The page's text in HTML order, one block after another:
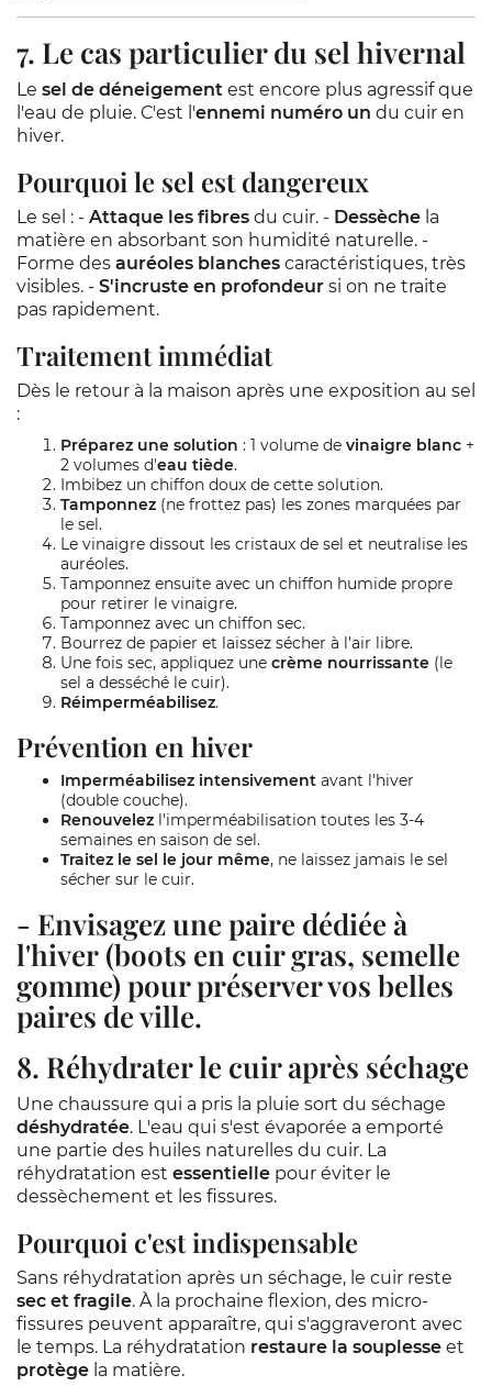
7. Le cas particulier du sel hivernal
Le sel de déneigement est encore plus agressif que
l'eau de pluie. C'est l'ennemi numéro un du cuir en
hiver.
Pourquoi le sel est dangereux
Le sel : - Attaque les fibres du cuir. - Dessèche la
matière en absorbant son humidité naturelle. -
Forme des auréoles blanches caractéristiques, très
visibles. - S'incruste en profondeur si on ne traite
pas rapidement.
Traitement immédiat
Dès le retour à la maison après une exposition au sel
:
Préparez une solution : 1 volume de vinaigre blanc +
2 volumes d'eau tiède.
Imbibez un chiffon doux de cette solution.
Tamponnez (ne frottez pas) les zones marquées par
le sel.
Le vinaigre dissout les cristaux de sel et neutralise les
auréoles.
Tamponnez ensuite avec un chiffon humide propre
pour retirer le vinaigre.
Tamponnez avec un chiffon sec.
Bourrez de papier et laissez sécher à l'air libre.
Une fois sec, appliquez une crème nourrissante (le
sel a desséché le cuir).
Réimperméabilisez.
Prévention en hiver
Imperméabilisez intensivement avant l'hiver
(double couche).
Renouvelez l'imperméabilisation toutes les 3-4
semaines en saison de sel.
Traitez le sel le jour même, ne laissez jamais le sel
sécher sur le cuir.
- Envisagez une paire dédiée à
l'hiver (boots en cuir gras, semelle
gomme) pour préserver vos belles
paires de ville.
8. Réhydrater le cuir après séchage
Une chaussure qui a pris la pluie sort du séchage
déshydratée. L'eau qui s'est évaporée a emporté
une partie des huiles naturelles du cuir. La
réhydratation est essentielle pour éviter le
dessèchement et les fissures.
Pourquoi c'est indispensable
Sans réhydratation après un séchage, le cuir reste
sec et fragile. À la prochaine flexion, des micro-
fissures peuvent apparaître, qui s'aggraveront avec
le temps. La réhydratation restaure la souplesse et
protège la matière.